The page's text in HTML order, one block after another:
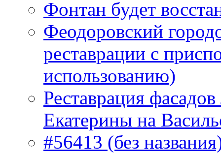
Фонтан будет
Феодоровский
реставрации с
использованию)
Реставрация
Екатерины на
#56413 (без